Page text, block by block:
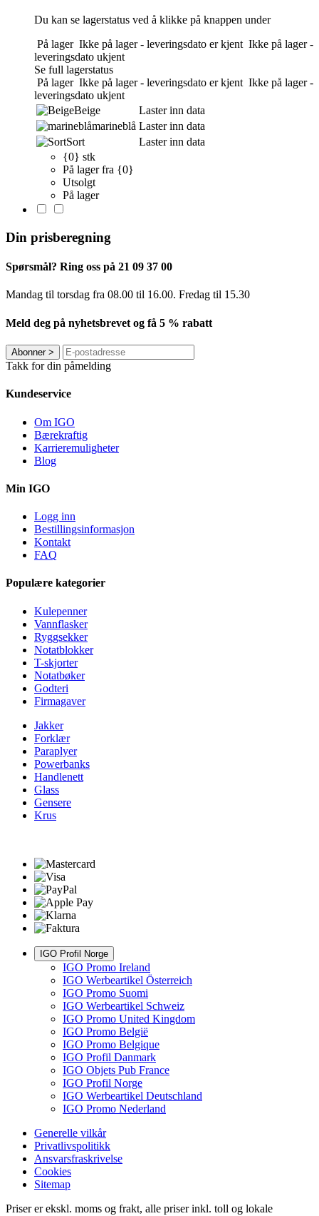
Du kan se lagerstatus ved å klikke på knappen under
På lager Ikke på lager - leveringsdato er kjent Ikke på lager -
leveringsdato ukjent
Se full lagerstatus
På lager Ikke på lager - leveringsdato er kjent Ikke på lager -
leveringsdato ukjent
Beige
Laster inn data
marineblå Laster inn data
Sort
Laster inn data
{0} stk
På lager fra {0}
Utsolgt
På lager
Din prisberegning
Spørsmål? Ring oss på 21 09 37 00
Mandag til torsdag ​​fra 08.00 til 16.00. Fredag til 15.30
Meld deg på nyhetsbrevet og få 5 % rabatt
Abonner>
Takk for din påmelding
Kundeservice
Om IGO
Bærekraftig
Karrieremuligheter
Blog
Min IGO
Logg inn
Bestillingsinformasjon
Kontakt
FAQ
Populære kategorier
Kulepenner
Vannflasker
Ryggsekker
Notatblokker
T-skjorter
Notatbøker
Godteri
Firmagaver
Jakker
Forklær
Paraplyer
Powerbanks
Handlenett
Glass
Gensere
Krus
IGO Profil Norge
IGO Promo Ireland
IGO Werbeartikel Österreich
IGO Promo Suomi
IGO Werbeartikel Schweiz
IGO Promo United Kingdom
IGO Promo België
IGO Promo Belgique
IGO Profil Danmark
IGO Objets Pub France
IGO Profil Norge
IGO Werbeartikel Deutschland
IGO Promo Nederland
Generelle vilkår
Privatlivspolitikk
Ansvarsfraskrivelse
Cookies
Sitemap
Priser er ekskl. moms og frakt, alle priser inkl. toll og lokale